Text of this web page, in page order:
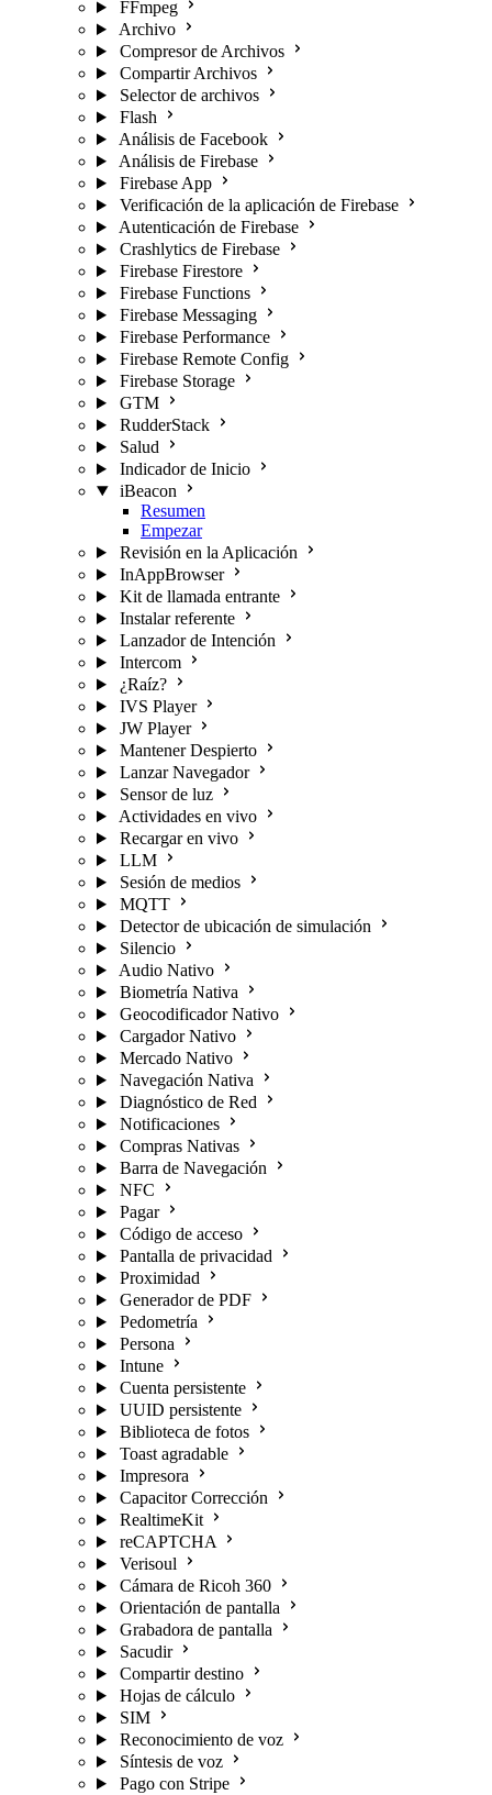
FFmpeg
Archivo
Compresor de Archivos
Compartir Archivos
Selector de archivos
Flash
Análisis de Facebook
Análisis de Firebase
Firebase App
Verificación de la aplicación de Firebase
Autenticación de Firebase
Crashlytics de Firebase
Firebase Firestore
Firebase Functions
Firebase Messaging
Firebase Performance
Firebase Remote Config
Firebase Storage
GTM
RudderStack
Salud
Indicador de Inicio
iBeacon
Resumen
Empezar
Revisión en la Aplicación
InAppBrowser
Kit de llamada entrante
Instalar referente
Lanzador de Intención
Intercom
¿Raíz?
IVS Player
JW Player
Mantener Despierto
Lanzar Navegador
Sensor de luz
Actividades en vivo
Recargar en vivo
LLM
Sesión de medios
MQTT
Detector de ubicación de simulación
Silencio
Audio Nativo
Biometría Nativa
Geocodificador Nativo
Cargador Nativo
Mercado Nativo
Navegación Nativa
Diagnóstico de Red
Notificaciones
Compras Nativas
Barra de Navegación
NFC
Pagar
Código de acceso
Pantalla de privacidad
Proximidad
Generador de PDF
Pedometría
Persona
Intune
Cuenta persistente
UUID persistente
Biblioteca de fotos
Toast agradable
Impresora
Capacitor Corrección
RealtimeKit
reCAPTCHA
Verisoul
Cámara de Ricoh 360
Orientación de pantalla
Grabadora de pantalla
Sacudir
Compartir destino
Hojas de cálculo
SIM
Reconocimiento de voz
Síntesis de voz
Pago con Stripe